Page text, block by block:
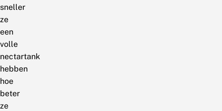
sneller
ze
een
volle
nectartank
hebben
hoe
beter
ze